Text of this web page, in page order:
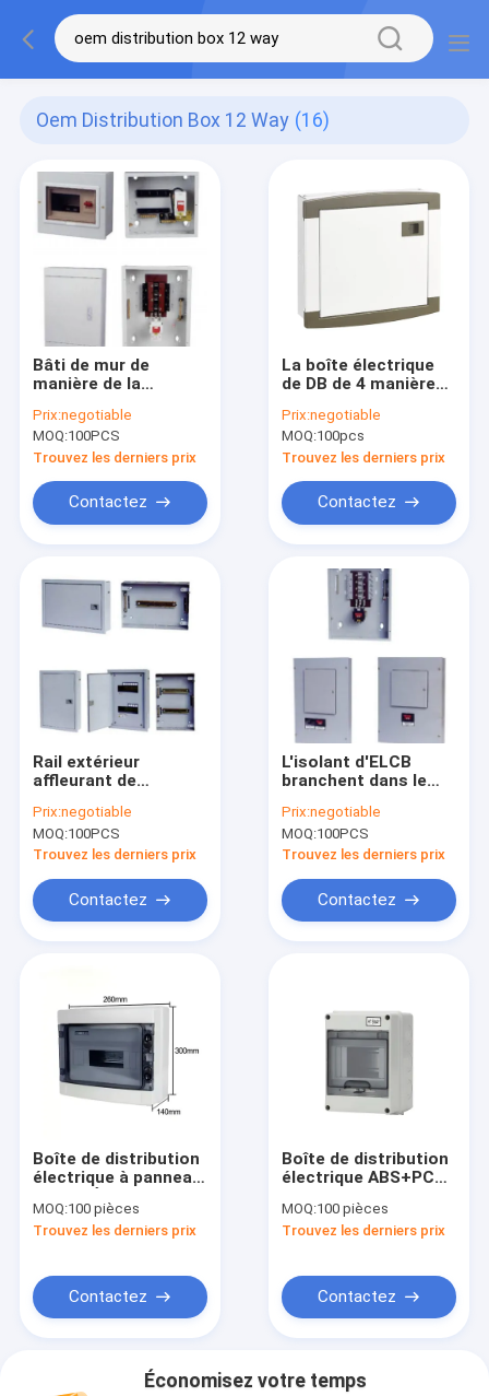
Oem Distribution Box 12 Way (16)
Bâti de mur de
manière de la
de distribution de
courant électrique de
clôture d'OEM 12
Prix:negotiable
MOQ:100PCS
Trouvez les derniers prix
Contactez
La boîte électrique
de DB de 4 manières
besoins du client de
distribution de
disjoncteur de 8
manières
Prix:negotiable
MOQ:100pcs
Trouvez les derniers prix
Contactez
Rail extérieur
affleurant de
monophasé de
conseil de
distribution de
Prix:negotiable
MOQ:100PCS
Trouvez les derniers prix
Contactez
L'isolant d'ELCB
branchent dans le
la manière 10 du
panneau de
distribution de
12 4
Prix:negotiable
MOQ:100PCS
Trouvez les derniers prix
Contactez
Boîte de distribution
électrique à panneau
extérieure IP65
imperméable HA12
MOQ:100 pièces
Trouvez les derniers prix
Contactez
Boîte de distribution
électrique ABS+PC
fil de jonction
étanche
MOQ:100 pièces
Trouvez les derniers prix
Contactez
Économisez votre temps